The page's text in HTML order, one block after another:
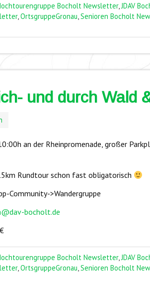
Bocholt Newsletter, JDAV
, OrtsgruppeGronau Senioren Bocholt
und durch Wald
an der Rheinpromenade, großer
Rundtour schon fast obligatorisch
Community->Wandergruppe
bocholt.de
Bocholt Newsletter,JDAV
,OrtsgruppeGronau,Senioren Bocholt